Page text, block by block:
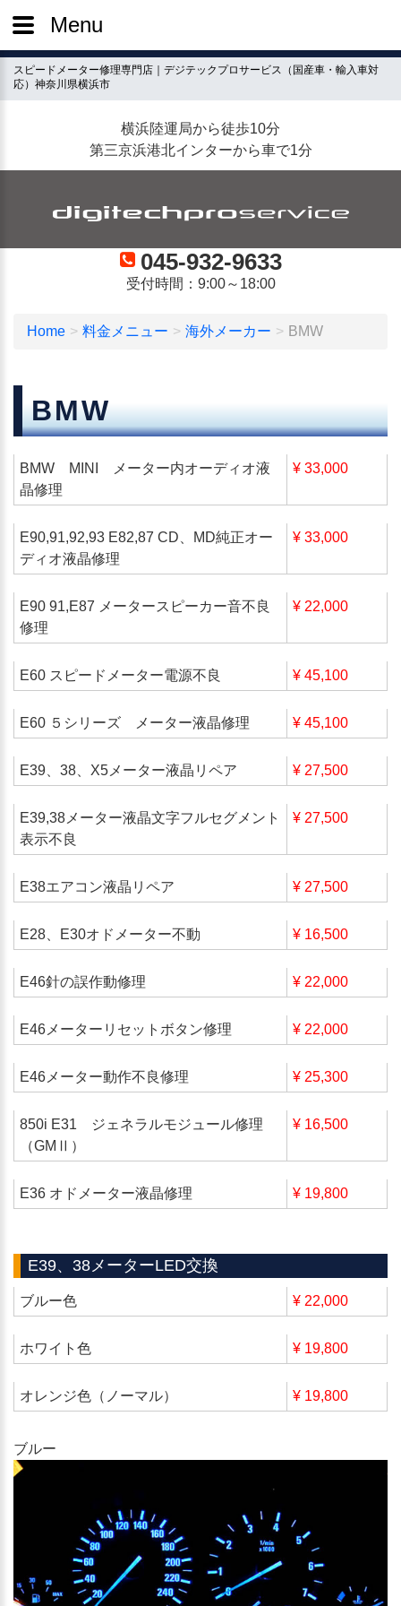
スピードメーター修理専門店｜デジテックプロサービス（国産車・輸入車対
応）神奈川県横浜市
横浜陸運局から徒歩10分
第三京浜港北インターから車で1分
045-932-9633
受付時間：9:00～18:00
Home 料金メニュー 海外メーカー BMW
BMW
BMW MINI メーター内オーディオ液
晶修理
¥ 33,000
E90,91,92,93 E82,87 CD、MD純正オー
ディオ液晶修理
¥ 33,000
E90 91,E87 メータースピーカー音不良
修理
¥ 22,000
E60 スピードメーター電源不良 ¥ 45,100
E60 ５シリーズ メーター液晶修理 ¥ 45,100
E39、38、X5メーター液晶リペア ¥ 27,500
E39,38メーター液晶文字フルセグメント
表示不良
¥ 27,500
E38エアコン液晶リペア ¥ 27,500
E28、E30オドメーター不動 ¥ 16,500
E46針の誤作動修理 ¥ 22,000
E46メーターリセットボタン修理 ¥ 22,000
E46メーター動作不良修理 ¥ 25,300
850i E31 ジェネラルモジュール修理
（GMⅡ）
¥ 16,500
E36 オドメーター液晶修理 ¥ 19,800
E39、38メーターLED交換
ブルー色 ¥ 22,000
ホワイト色 ¥ 19,800
オレンジ色（ノーマル） ¥ 19,800
ブルー
Menu